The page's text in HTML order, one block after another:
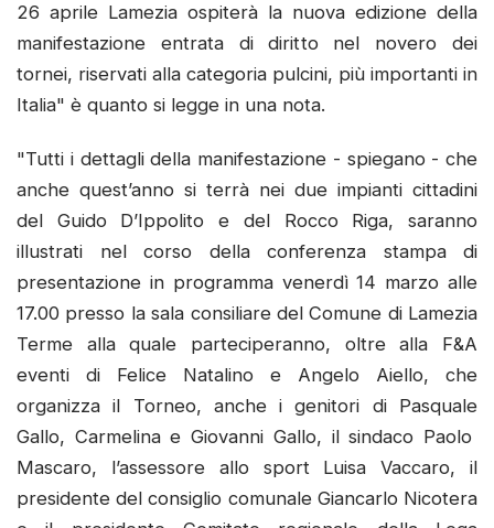
26 aprile Lamezia ospiterà la nuova edizione della
manifestazione entrata di diritto nel novero dei
tornei, riservati alla categoria pulcini, più importanti in
Italia" è quanto si legge in una nota.
"Tutti i dettagli della manifestazione - spiegano - che
anche quest’anno si terrà nei due impianti cittadini
del Guido D’Ippolito e del Rocco Riga, saranno
illustrati nel corso della conferenza stampa di
presentazione in programma venerdì 14 marzo alle
17.00 presso la sala consiliare del Comune di Lamezia
Terme alla quale parteciperanno, oltre alla F&A
eventi di Felice Natalino e Angelo Aiello, che
organizza il Torneo, anche i genitori di Pasquale
Gallo, Carmelina e Giovanni Gallo, il sindaco Paolo
Mascaro, l’assessore allo sport Luisa Vaccaro, il
presidente del consiglio comunale Giancarlo Nicotera